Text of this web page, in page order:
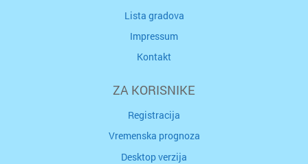
Lista gradova
Impressum
Kontakt
ZA KORISNIKE
Registracija
Vremenska prognoza
Desktop verzija